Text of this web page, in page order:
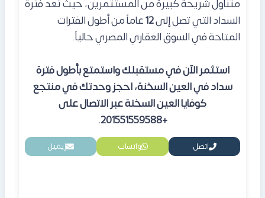
متناول شريحة كبيرة من المستثمرين، حيث تعد فترة
السداد التي تصل إلى12عاماً من أطول الفترات
المتاحة في السوق العقاري المصري حالياً.
استثمر الآن في مستقبلك واستمتع بأطول فترة
سداد في العين السخنة، احجز وحدتك في منتجع
كوفايا العين السخنة عبر الاتصال على
+201551559588.
اتصل واتساب إيميل